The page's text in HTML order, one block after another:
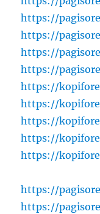
https://
https://
https://
https://
https://
https://
https://
https://
https://
https://
https://